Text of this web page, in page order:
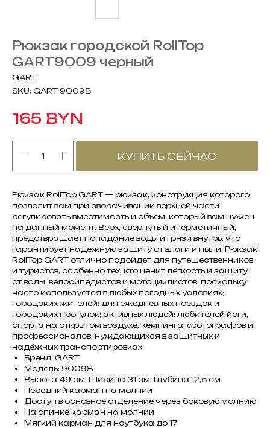
Рюкзак городской RollTop
GART9009 черный
GART
SKU: GART 9009B
165 BYN
КУПИТЬ СЕЙЧАС
Рюкзак RollTop GART — рюкзак, конструкция которого
позволит вам при сворачивании верхней части
регулировать вместимость и объем, который вам нужен
на данный момент. Верх, свернутый и герметичный,
предотвращает попадание воды и грязи внутрь, что
гарантирует надежную защиту от влаги и пыли. Рюкзак
RollTop GART отлично подойдет для путешественников
и туристов, особенно тех, кто ценит лёгкость и защиту
от воды; велосипедистов и мотоциклистов: поскольку
часто используется в любых погодных условиях;
городских жителей: для ежедневных поездок и
городских прогулок; активных людей: любителей йоги,
спорта на открытом воздухе, кемпинга; фотографов и
профессионалов: нуждающихся в защитных и
надёжных транспортировках
Бренд: GART
Модель: 9009B
Высота 49 см, Ширина 31 см, Глубина 12,5 см
Передний карман на молнии
Доступ в основное отделение через боковую молнию
На спинке карман на молнии
Мягкий карман для ноутбука до 17’